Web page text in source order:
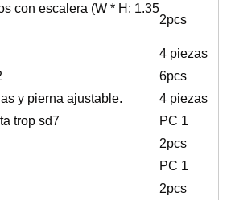
con escalera (W * H: 1.35
2pcs
4 piezas
6pcs
y pierna ajustable.
4 piezas
trop sd7
PC 1
2pcs
PC 1
2pcs